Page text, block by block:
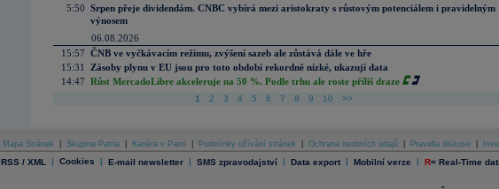
5:50 Srpen přeje dividendám. CNBC vybírá mezi aristokraty s růstovým potenciálem i pravidelným
výnosem
06.08.2026
15:57 ČNB ve vyčkávacím režimu, zvýšení sazeb ale zůstává dále ve hře
15:31
Zásoby plynu v EU jsou pro toto období rekordně nízké, ukazují data
14:47 Růst MercadoLibre akceleruje na 50 %. Podle trhu ale roste příliš draze
1 2 3 4 5 6 7 8 9 10 >>
Mapa Stránek Skupina Patria Kariéra v Patrii Podmínky užívání stránek Ochrana osobních údajů Pravidla diskuse
RSS / XML | Cookies | E-mail newsletter | SMS zpravodajství | Data export | Mobilní verze | R= Real-Time